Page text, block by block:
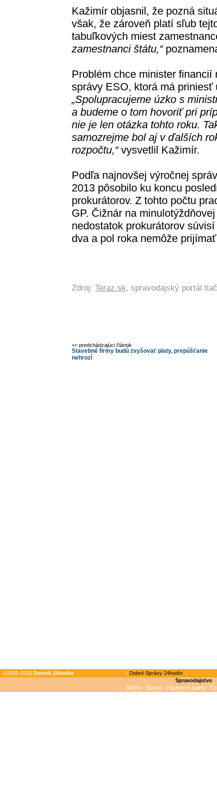
Kažimír objasnil, že pozná
však, že zároveň platí sľub
tabuľkových miest
zamestnanci štátu,“
Problém chce minister
správy ESO, ktorá má
„Spolupracujeme úzko s
a budeme o tom hovoriť pri
nie je len otázka tohto roku.
samozrejme bol aj v ďalších
rozpočtu,“vysvetlil Kažimír.
Podľa najnovšej výročnej
2013 pôsobilo ku koncu
prokurátorov. Z tohto počtu
GP. Čižnár na
nedostatok prokurátorov
dva a pol roka nemôže
Zdroj: Teraz.sk, spravodajský portál
<< predchádzajúci článok
Stavebné firmy budú zvyšovať platy, prepúšťanie
nehrozí
©2005-2026 Denník 24hodin
Dobré Správy 24hodín
Spravodajstvo
Mačka
Správy Papierové palety